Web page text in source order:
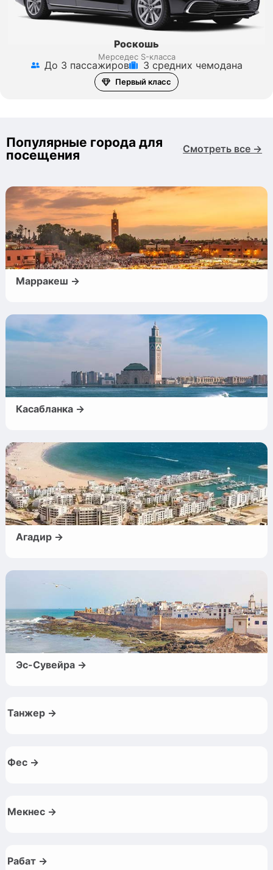
Роскошь
Мерседес S-класса
До 3 пассажиров 3 средних чемодана
Первый класс
Популярные города для
посещения
Смотреть все →
Марракеш →
Касабланка →
Агадир →
Эс-Сувейра →
Танжер →
Фес →
Мекнес →
Рабат →